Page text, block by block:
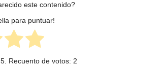
este contenido?
para puntuar!
Recuento de votos: 2